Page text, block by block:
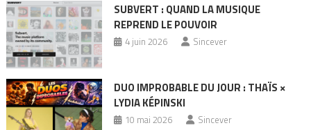
SUBVERT : QUAND LA MUSIQUE
REPREND LE POUVOIR
4 juin 2026 Sincever
DUO IMPROBABLE DU JOUR : THAÏS ×
LYDIA KÉPINSKI
10 mai 2026 Sincever